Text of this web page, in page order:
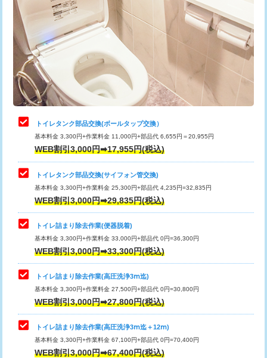
トイレタンク部品交換(ボールタップ交換）
基本料金 3,300円+作業料金 11,000円+部品代 6,655円＝20,955円
WEB割引3,000円➡17,955円(税込)
トイレタンク部品交換(サイフォン管交換)
基本料金 3,300円+作業料金 25,300円+部品代 4,235円=32,835円
WEB割引3,000円➡29,835円(税込)
トイレ詰まり除去作業(便器脱着)
基本料金 3,300円+作業料金 33,000円+部品代 0円=36,300円
WEB割引3,000円➡33,300円(税込)
トイレ詰まり除去作業(高圧洗浄3ⅿ迄)
基本料金 3,300円+作業料金 27,500円+部品代 0円=30,800円
WEB割引3,000円➡27,800円(税込)
トイレ詰まり除去作業(高圧洗浄3ⅿ迄＋12ⅿ)
基本料金 3,300円+作業料金 67,100円+部品代 0円=70,400円
WEB割引3,000円➡67,400円(税込)